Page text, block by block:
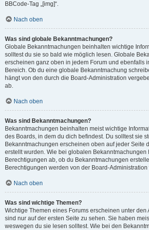
BBCode-Tag „[img]“.
Nach oben
Was sind globale Bekanntmachungen?
Globale Bekanntmachungen beinhalten wichtige
solltest du sie so bald wie möglich lesen. Globale
erscheinen ganz oben in jedem Forum und ebenfalls
Bereich. Ob du eine globale Bekanntmachung
hängt von den durch die Board-Administration
ab.
Nach oben
Was sind Bekanntmachungen?
Bekanntmachungen beinhalten meist wichtige
des Boards, in dem du dich befindest. Du solltest sie
Bekanntmachungen erscheinen oben auf jeder Seite
erstellt wurden. Wie bei globalen Bekanntmachungen
Berechtigungen ab, ob du Bekanntmachungen
Berechtigungen werden von der Board-
Nach oben
Was sind wichtige Themen?
Wichtige Themen eines Forums erscheinen unter den
sind nur auf der ersten Seite zu sehen. Sie haben
weswegen du sie lesen solltest. Wie bei den